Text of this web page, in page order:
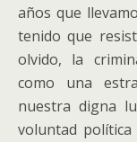
años que
tenido que
olvido, la
como una
nuestra digna
voluntad